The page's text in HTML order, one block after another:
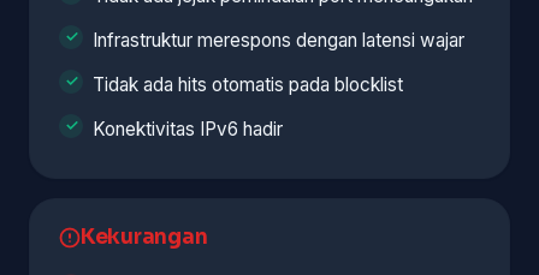
Infrastruktur merespons dengan latensi wajar
Tidak ada hits otomatis pada blocklist
Konektivitas IPv6 hadir
Kekurangan